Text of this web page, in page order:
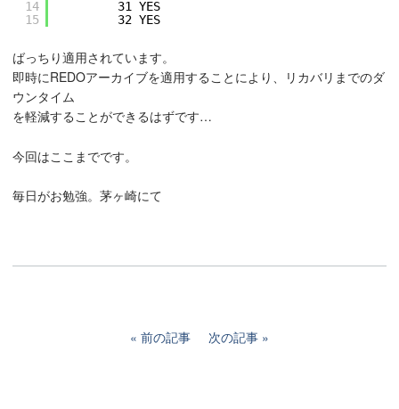
14
15
31 YES
32 YES
ばっちり適用されています。
即時にREDOアーカイブを適用することにより、リカバリまでのダ
ウンタイム
を軽減することができるはずです…
今回はここまでです。
毎日がお勉強。茅ヶ崎にて
前の記事 次の記事